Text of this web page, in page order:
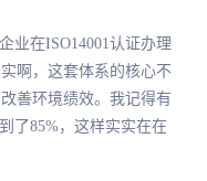
业在ISO14001认证办理
啊，这套体系的核心不
善环境绩效。我记得有
了85%，这样实实在在